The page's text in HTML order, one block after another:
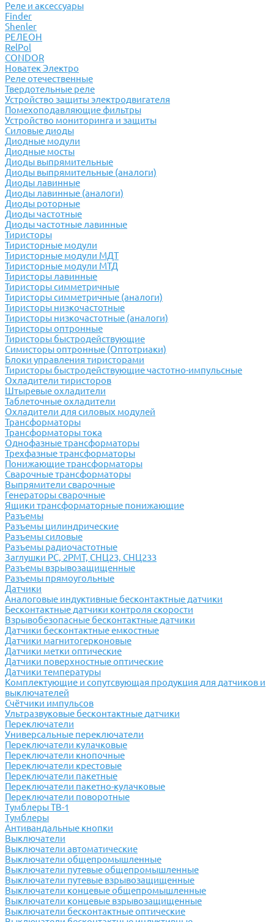
Реле и аксессуары
Finder
Shenler
РЕЛЕОН
RelPol
CONDOR
Новатек Электро
Реле отечественные
Твердотельные реле
Устройство защиты электродвигателя
Помехоподавляющие фильтры
Устройство мониторинга и защиты
Силовые диоды
Диодные модули
Диодные мосты
Диоды выпрямительные
Диоды выпрямительные (аналоги)
Диоды лавинные
Диоды лавинные (аналоги)
Диоды роторные
Диоды частотные
Диоды частотные лавинные
Тиристоры
Тиристорные модули
Тиристорные модули МДТ
Тиристорные модули МТД
Тиристоры лавинные
Тиристоры симметричные
Тиристоры симметричные (аналоги)
Тиристоры низкочастотные
Тиристоры низкочастотные (аналоги)
Тиристоры оптронные
Тиристоры быстродействующие
Симисторы оптронные (Оптотриаки)
Блоки управления тиристорами
Тиристоры быстродействующие частотно-импульсные
Охладители тиристоров
Штыревые охладители
Таблеточные охладители
Охладители для силовых модулей
Трансформаторы
Трансформаторы тока
Однофазные трансформаторы
Трехфазные трансформаторы
Понижающие трансформаторы
Сварочные трансформаторы
Выпрямители сварочные
Генераторы сварочные
Ящики трансформаторные понижающие
Разъемы
Разъемы цилиндрические
Разъемы силовые
Разъемы радиочастотные
Заглушки РС, 2РМТ, СНЦ23, СНЦ233
Разъемы взрывозащищенные
Разъемы прямоугольные
Датчики
Аналоговые индуктивные бесконтактные датчики
Бесконтактные датчики контроля скорости
Взрывобезопасные бесконтактные датчики
Датчики бесконтактные емкостные
Датчики магнитогерконовые
Датчики метки оптические
Датчики поверхностные оптические
Датчики температуры
Комплектующие и сопутсвующая продукция для датчиков и
выключателей
Счётчики импульсов
Ультразвуковые бесконтактные датчики
Переключатели
Универсальные переключатели
Переключатели кулачковые
Переключатели кнопочные
Переключатели крестовые
Переключатели пакетные
Переключатели пакетно-кулачковые
Переключатели поворотные
Тумблеры ТВ-1
Тумблеры
Антивандальные кнопки
Выключатели
Выключатели автоматические
Выключатели общепромышленные
Выключатели путевые общепромышленные
Выключатели путевые взрывозащищенные
Выключатели концевые общепромышленные
Выключатели концевые взрывозащищенные
Выключатели бесконтактные оптические